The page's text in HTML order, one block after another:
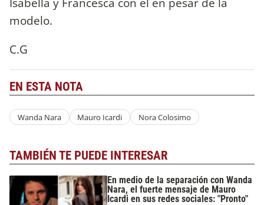
modelo.
C.G
EN ESTA NOTA
Wanda Nara Mauro Icardi Nora Colosimo
TAMBIÉN TE PUEDE INTERESAR
En medio de la separación con Wanda
Nara, el fuerte mensaje de Mauro
Icardi en sus redes sociales: "Pronto"